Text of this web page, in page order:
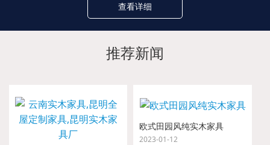
查看详细
推荐新闻
欧式田园风纯实木家具
2023-01-12